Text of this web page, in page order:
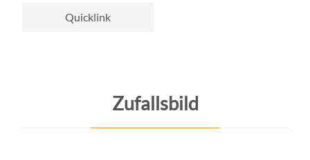
Quicklink
Zufallsbild